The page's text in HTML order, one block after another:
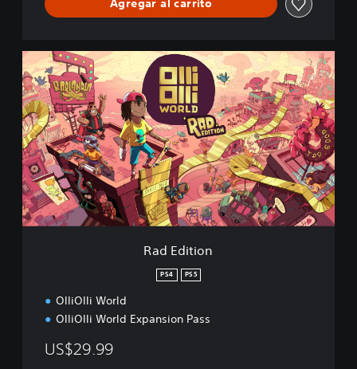
Agregar al carrito
R
a
d
E
d
i
t
i
o
n
Rad Edition
PS4 PS5
OlliOlli World
OlliOlli World Expansion Pass
US$29.99